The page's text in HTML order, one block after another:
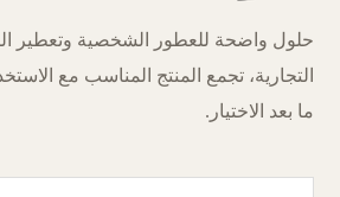
حلول واضحة للعطور الشخصية وتعطير
التجارية، تجمع المنتج المناسب مع
ما بعد الاختيار.